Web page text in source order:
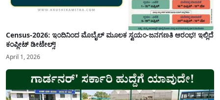
Census-2026: ಇಂದಿನಿಂದ ಮೊಬೈಲ್ ಮೂಲಕ ಸ್ವಯಂ-ಜನಗಣತಿ ಆರಂಭ! ಇಲ್ಲಿದೆ
ಕಂಪ್ಲೀಟ್ ಡೀಟೇಲ್ಸ್!
April 1, 2026